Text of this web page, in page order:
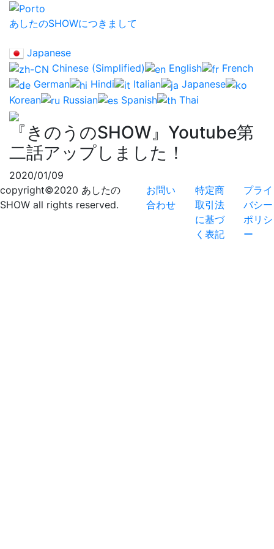
あしたのSHOWにつきまして
Japanese
Chinese (Simplified)
English
French
German
Hindi Italian
Japanese
Korean
Russian Spanish Thai
『きのうのSHOW』Youtube第
二話アップしました！
2020/01/09
copyright©2020 あしたの
SHOW all rights reserved.
お問い
合わせ
特定商
取引法
に基づ
く表記
プライ
バシー
ポリシ
ー